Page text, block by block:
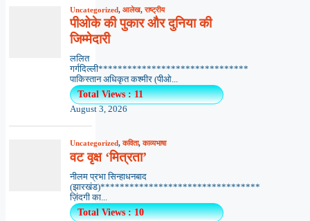
Uncategorized, आलेख,राष्ट्रीय
पीओके की पुकार और दुनिया की
जिम्मेदारी
ललित
गर्गदिल्ली*******************************
पाकिस्तान अधिकृत कश्मीर (पीओ...
Total Views : 11
August 3, 2026
Uncategorized,कविता,काव्यभाषा
वट वृक्ष ‘मित्रता’
नीलम प्रभा सिन्हाधनबाद
(झारखंड)*********************************
ज़िंदगी का...
Total Views : 10